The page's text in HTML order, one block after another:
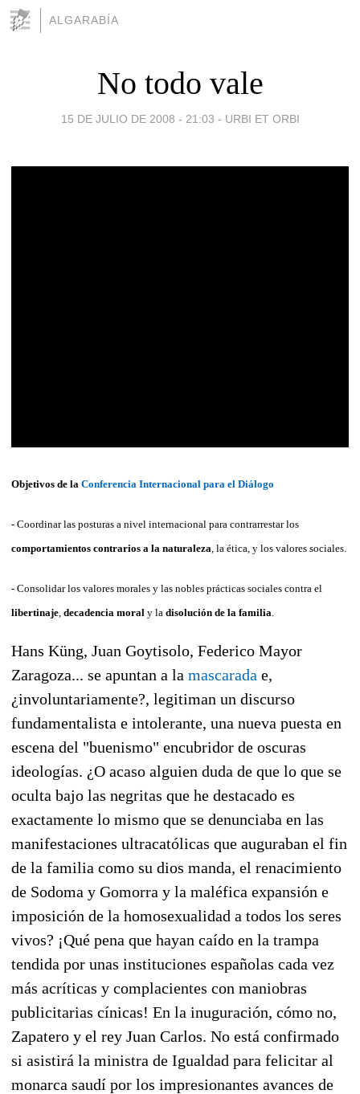
ALGARABÍA
No todo vale
15 DE JULIO DE 2008 - 21:03 - URBI ET ORBI
Objetivos de la Conferencia Internacional para el Diálogo
- Coordinar las posturas a nivel internacional para contrarrestar los
comportamientos contrarios a la naturaleza , la ética, y los valores sociales.
- Consolidar los valores morales y las nobles prácticas sociales contra el
libertinaje decadencia moral y la disolución de la familia
Hans Küng, Juan Goytisolo, Federico Mayor
Zaragoza... se apuntan a la mascarada e,
¿involuntariamente?, legitiman un discurso
fundamentalista e intolerante, una nueva puesta en
escena del "buenismo" encubridor de oscuras
ideologías. ¿O acaso alguien duda de que lo que se
oculta bajo las negritas que he destacado es
exactamente lo mismo que se denunciaba en las
manifestaciones ultracatólicas que auguraban el fin
de la familia como su dios manda, el renacimiento
de Sodoma y Gomorra y la maléfica expansión e
imposición de la homosexualidad a todos los seres
vivos? ¡Qué pena que hayan caído en la trampa
tendida por unas instituciones españolas cada vez
más acríticas y complacientes con maniobras
publicitarias cínicas! En la inuguración, cómo no,
Zapatero y el rey Juan Carlos. No está confirmado
si asistirá la ministra de Igualdad para felicitar al
monarca saudí por los impresionantes avances de